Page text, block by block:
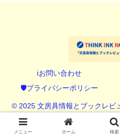
ℹ️お問い合わせ
🛡️プライバシーポリシー
© 2025 文房具情報とブックレビ
NOW (シンク
メニュー ホーム 検索